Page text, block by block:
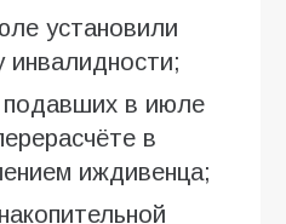
установили
инвалидности;
подавших в июле
в
иждивенца;